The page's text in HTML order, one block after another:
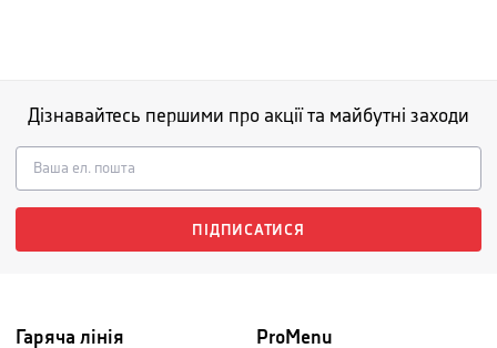
Дізнавайтесь першими про акції та майбутні заходи
ПІДПИСАТИСЯ
Гаряча лінія ProMenu